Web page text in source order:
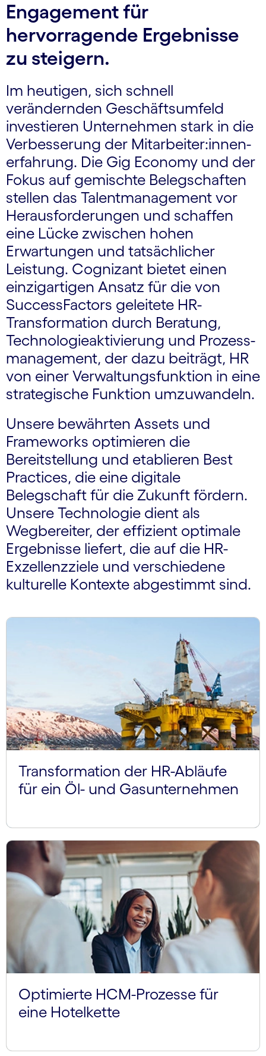
Engagement für
hervorragende Ergebnisse
zu steigern.
Im heutigen, sich schnell
verändernden Geschäfts­umfeld
investieren Unternehmen stark in die
Verbesserung der Mitarbeiter:innen­
erfahrung. Die Gig Economy und der
Fokus auf gemischte Belegschaften
stellen das Talentmanagement vor
Herausforderungen und schaffen
eine Lücke zwischen hohen
Erwartungen und tatsächlicher
Leistung. Cognizant bietet einen
einzigartigen Ansatz für die von
SuccessFactors geleitete HR-
Transformation durch Beratung,
Technologie­aktivierung und Prozess­
management, der dazu beiträgt, HR
von einer Verwaltungsfunktion in eine
strategische Funktion umzuwandeln.
Unsere bewährten Assets und
Frameworks op­ti­mieren die
Bereitstellung und etablieren Best
Practices, die eine digitale
Belegschaft für die Zukunft fördern.
Unsere Technologie dient als
Wegbereiter, der effizient optimale
Ergebnisse liefert, die auf die HR-
Exzellenz­ziele und verschiedene
kulturelle Kontexte abgestimmt sind.
Transformation der HR-Abläufe
für ein Öl- und Gasunternehmen
Optimierte HCM-Prozesse für
eine Hotelkette